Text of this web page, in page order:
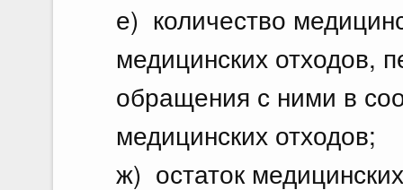
е) количество
медицинских отходов,
обращения с ними в
медицинских отходов;
ж) остаток